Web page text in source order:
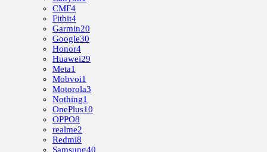
CMF4
Fitbit4
Garmin20
Google30
Honor4
Huawei29
Meta1
Mobvoi1
Motorola3
Nothing1
OnePlus10
OPPO8
realme2
Redmi8
Samsung40